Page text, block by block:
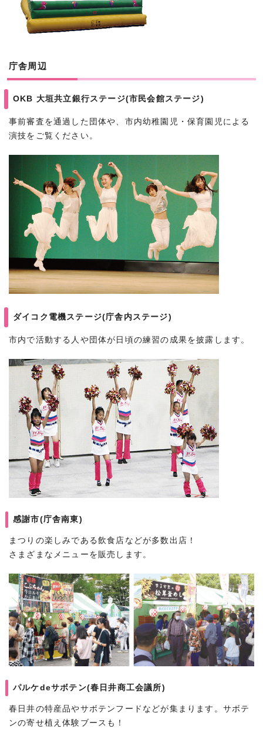
庁舎周辺
OKB 大垣共立銀行ステージ(市民会館ステージ)
事前審査を通過した団体や、市内幼稚園児・保育園児による
演技をご覧ください。
ダイコク電機ステージ(庁舎内ステージ)
市内で活動する人や団体が日頃の練習の成果を披露します。
感謝市(庁舎南東)
まつりの楽しみである飲食店などが多数出店！
さまざまなメニューを販売します。
パルケdeサボテン(春日井商工会議所)
春日井の特産品やサボテンフードなどが集まります。サボテ
ンの寄せ植え体験ブースも！